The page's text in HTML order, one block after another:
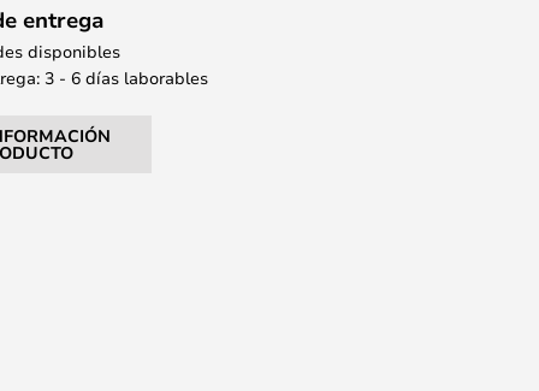
entrega
disponibles
3 - 6 días laborables